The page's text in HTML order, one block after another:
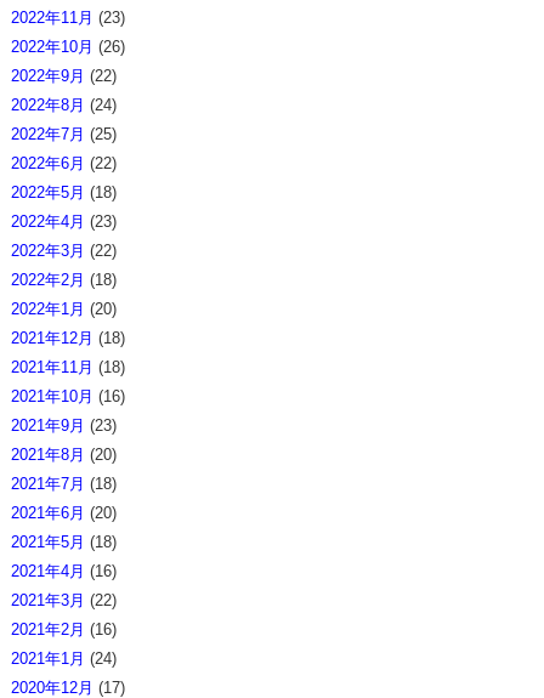
2022年11月 (23)
2022年10月 (26)
2022年9月 (22)
2022年8月 (24)
2022年7月 (25)
2022年6月 (22)
2022年5月 (18)
2022年4月 (23)
2022年3月 (22)
2022年2月 (18)
2022年1月 (20)
2021年12月 (18)
2021年11月 (18)
2021年10月 (16)
2021年9月 (23)
2021年8月 (20)
2021年7月 (18)
2021年6月 (20)
2021年5月 (18)
2021年4月 (16)
2021年3月 (22)
2021年2月 (16)
2021年1月 (24)
2020年12月 (17)